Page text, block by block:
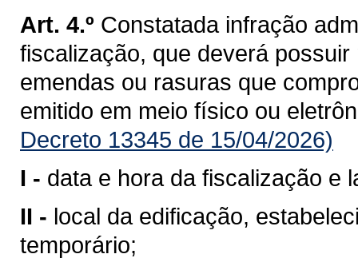
Art. 4.º Constatada infração
fiscalização, que deverá
emendas ou rasuras que
emitido em meio físico ou
Decreto 13345 de 15/04/2026)
I - data e hora da fiscalização e
II - local da edificação,
temporário;